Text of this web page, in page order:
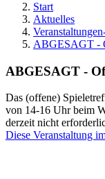
Start
Aktuelles
ABGESAGT -
ABGESAGT -
Das (offene)
von 14-16 Uhr beim
derzeit nicht
Diese Veranstaltung